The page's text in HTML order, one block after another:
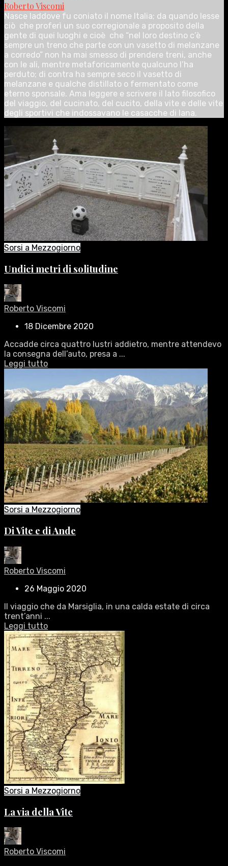
Roberto Viscomi
Nasce laddove fu coniato il nome Italia; da quando lesse
ciò che proferì un suo corregionale a proposito della
gente di quei luoghi e cioè che “nel loro destino c’è
sempre un treno che parte con un vasetto di melanzane
a corredo” non ha mai smesso di prendere treni, anche
con le ali, mentre metaforicamente qualcuno l’ha
perduto; di contra ha sempre seco il vasetto di
melanzane e qualche distillato o fermentato come
eterno sponsale. Ama leggere e scrivere il lato filosofico
del viaggio, del cucinato, del cucito, della vite e delle vite
degli sportivi che indossavano le casacche di lana.
Sorsi a Mezzogiorno
Undici metri di solitudine
Roberto Viscomi
18 Dicembre 2020
Accadde circa quattro lustri addietro, mentre attendevo
la consegna dell’auto, presa a ...
Leggi tutto
Sorsi a Mezzogiorno
Di Vite e di Ande
Roberto Viscomi
26 Maggio 2020
Il viaggio che da Marsiglia, in una calda estate di circa
trent’anni ...
Leggi tutto
Sorsi a Mezzogiorno
La via della Vite
Roberto Viscomi